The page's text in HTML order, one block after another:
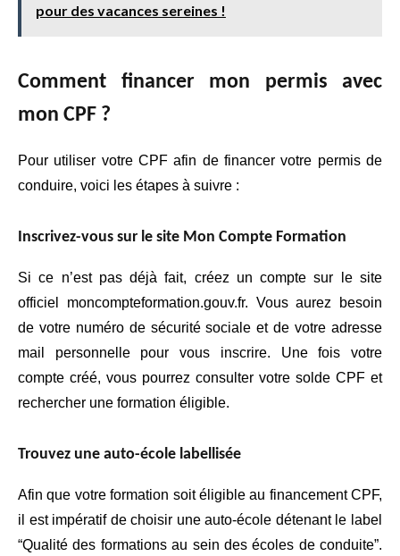
pour des vacances sereines !
Comment financer mon permis avec
mon CPF ?
Pour utiliser votre CPF afin de financer votre permis de
conduire, voici les étapes à suivre :
Inscrivez-vous sur le site Mon Compte Formation
Si ce n’est pas déjà fait, créez un compte sur le site
officiel moncompteformation.gouv.fr. Vous aurez besoin
de votre numéro de sécurité sociale et de votre adresse
mail personnelle pour vous inscrire. Une fois votre
compte créé, vous pourrez consulter votre solde CPF et
rechercher une formation éligible.
Trouvez une auto-école labellisée
Afin que votre formation soit éligible au financement CPF,
il est impératif de choisir une auto-école détenant le label
“Qualité des formations au sein des écoles de conduite”.